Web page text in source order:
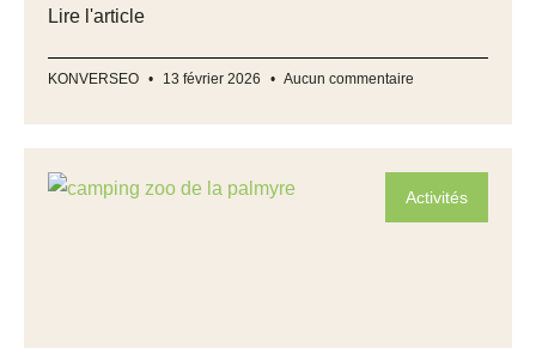
Lire l'article
KONVERSEO 13 février 2026 Aucun commentaire
Activités